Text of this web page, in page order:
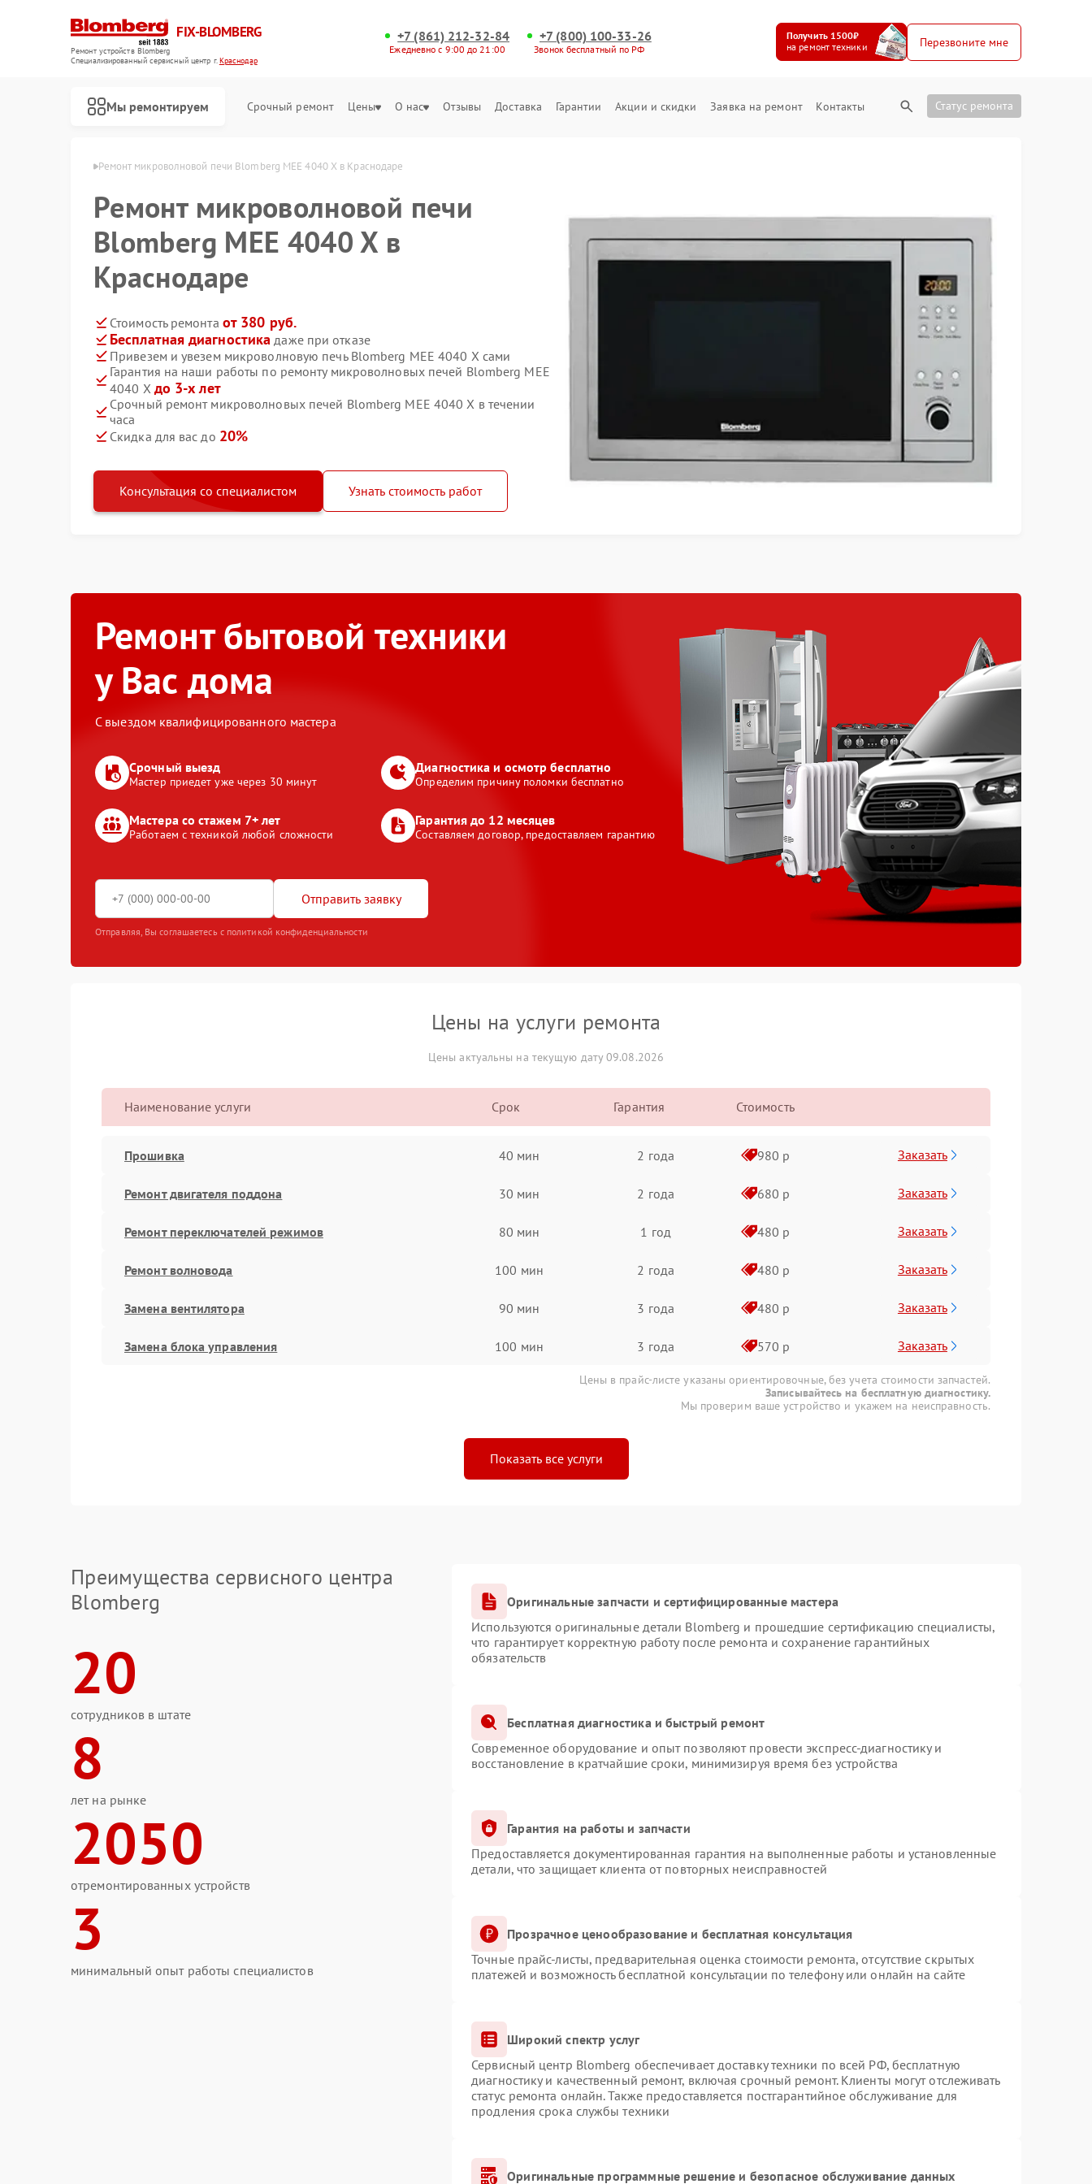
FIX-BLOMBERG
Ремонт устройств Blomberg
Специализированный cервисный центр г.Краснодар
+7 (861) 212-32-84
Ежедневно с 9:00 до 21:00
+7 (800) 100-33-26
Звонок бесплатный по РФ
Получить 1500₽
на ремонт техники
Перезвоните мне
Мы ремонтируем Срочный ремонт Цены О нас Отзывы Доставка Гарантии Акции и скидки Заявка на ремонт Контакты Статус ремонта
Ремонт микроволновой печи Blomberg MEE 4040 X в Краснодаре
Ремонт микроволновой печи
Blomberg MEE 4040 X в
Краснодаре
Стоимость ремонта от 380 руб.
Бесплатная диагностика даже при отказе
Привезем и увезем микроволновую печь Blomberg MEE 4040 X сами
Гарантия на наши работы по ремонту микроволновых печей Blomberg MEE
4040 X до 3-х лет
Срочный ремонт микроволновых печей Blomberg MEE 4040 X в течении
часа
Скидка для вас до 20%
Консультация со специалистом Узнать стоимость работ
Ремонт бытовой техники
у Вас дома
С выездом квалифицированного мастера
Срочный выезд
Мастер приедет уже через 30 минут
Диагностика и осмотр бесплатно
Определим причину поломки бесплатно
Мастера со стажем 7+ лет
Работаем с техникой любой сложности
Гарантия до 12 месяцев
Составляем договор, предоставляем гарантию
Отправить заявку
Отправляя, Вы соглашаетесь с политикой конфиденциальности
Цены на услуги ремонта
Цены актуальны на текущую дату 09.08.2026
Наименование услуги Срок Гарантия Стоимость
Прошивка 40 мин 2 года 980 р Заказать
Ремонт двигателя поддона 30 мин 2 года 680 р Заказать
Ремонт переключателей режимов 80 мин 1 год 480 р Заказать
Ремонт волновода 100 мин 2 года 480 р Заказать
Замена вентилятора 90 мин 3 года 480 р Заказать
Замена блока управления 100 мин 3 года 570 р Заказать
Цены в прайс-листе указаны ориентировочные, без учета стоимости запчастей.
Записывайтесь на бесплатную диагностику.
Мы проверим ваше устройство и укажем на неисправность.
Показать все услуги
Преимущества сервисного центра
Blomberg
20
сотрудников в штате
8
лет на рынке
2050
отремонтированных устройств
3
минимальный опыт работы специалистов
Оригинальные запчасти и сертифицированные мастера
Используются оригинальные детали Blomberg и прошедшие сертификацию специалисты,
что гарантирует корректную работу после ремонта и сохранение гарантийных
обязательств
Бесплатная диагностика и быстрый ремонт
Современное оборудование и опыт позволяют провести экспресс-диагностику и
восстановление в кратчайшие сроки, минимизируя время без устройства
Гарантия на работы и запчасти
Предоставляется документированная гарантия на выполненные работы и установленные
детали, что защищает клиента от повторных неисправностей
Прозрачное ценообразование и бесплатная консультация
Точные прайс-листы, предварительная оценка стоимости ремонта, отсутствие скрытых
платежей и возможность бесплатной консультации по телефону или онлайн на сайте
Широкий спектр услуг
Сервисный центр Blomberg обеспечивает доставку техники по всей РФ, бесплатную
диагностику и качественный ремонт, включая срочный ремонт. Клиенты могут отслеживать
статус ремонта онлайн. Также предоставляется постгарантийное обслуживание для
продления срока службы техники
Оригинальные программные решение и безопасное обслуживание данных